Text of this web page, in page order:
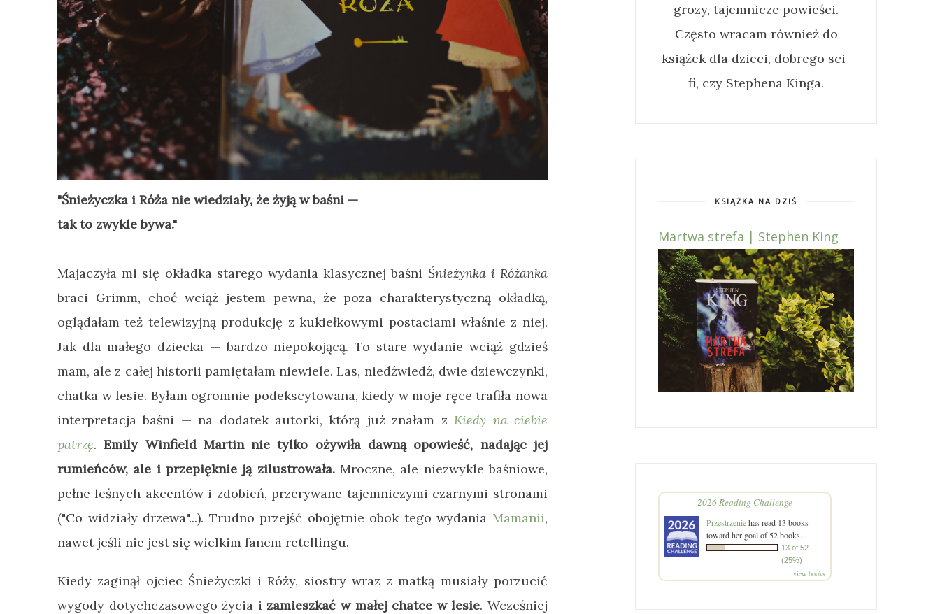
"Śnieżyczka i Róża nie wiedziały, że żyją w baśni —
tak to zwykle bywa."
Majaczyła mi się okładka starego wydania klasycznej baśni Śnieżynka i Różanka
braci Grimm, choć wciąż jestem pewna, że poza charakterystyczną okładką,
oglądałam też telewizyjną produkcję z kukiełkowymi postaciami właśnie z niej.
Jak dla małego dziecka — bardzo niepokojącą. To stare wydanie wciąż gdzieś
mam, ale z całej historii pamiętałam niewiele. Las, niedźwiedź, dwie dziewczynki,
chatka w lesie. Byłam ogromnie podekscytowana, kiedy w moje ręce trafiła nowa
interpretacja baśni — na dodatek autorki, którą już znałam zKiedy na ciebie
patrzę.Emily Winfield Martin nie tylko ożywiła dawną opowieść, nadając jej
rumieńców, ale i przepięknie ją zilustrowała.Mroczne, ale niezwykle baśniowe,
pełne leśnych akcentów i zdobień, przerywane tajemniczymi czarnymi stronami
("Co widziały drzewa"...). Trudno przejść obojętnie obok tego wydania Mamanii,
nawet jeśli nie jest się wielkim fanem retellingu.
Kiedy zaginął ojciec Śnieżyczki i Róży, siostry wraz z matką musiały porzucić
wygody dotychczasowego życia i zamieszkać w małej chatce w lesie. Wcześniej
grozy, tajemnicze powieści.
Często wracam również do
książek dla dzieci, dobrego sci-
fi, czy Stephena Kinga.
KSIĄŻKA NA DZIŚ
Martwa strefa | Stephen King
2026 Reading Challenge
Przestrzeniehas read 13 books
toward her goal of 52 books.
13 of 52
(25%)
view books